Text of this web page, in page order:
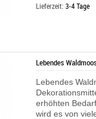
Lieferzeit:3-4 Tage
Lebendes
Lebendes
erhöhten
wird es von